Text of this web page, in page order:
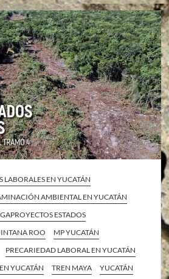
LABORALES EN YUCATÁN
AMBIENTAL EN YUCATÁN
ESTADOS
ROO
MP YUCATÁN
PRECARIEDAD LABORAL EN YUCATÁN
YUCATÁN
TREN MAYA YUCATÁN